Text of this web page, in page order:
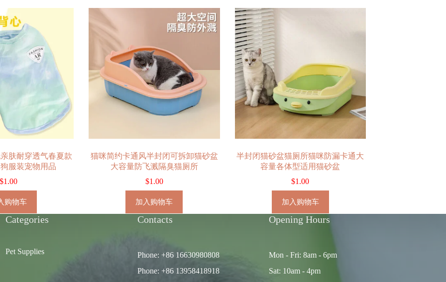
肤耐穿透气春夏款
服装宠物用品
1.00
购物车
猫咪简约卡通风半封闭可拆卸猫砂盆
大容量防飞溅隔臭猫厕所
$1.00
加入购物车
半封闭猫砂盆猫厕所猫咪防漏卡通大
容量各体型适用猫砂盆
$1.00
加入购物车
Categories
Pet Supplies
Contacts
Phone: +86 16630980808
Phone: +86 13958418918
Opening Hours
Mon - Fri: 8am - 6pm
Sat: 10am - 4pm